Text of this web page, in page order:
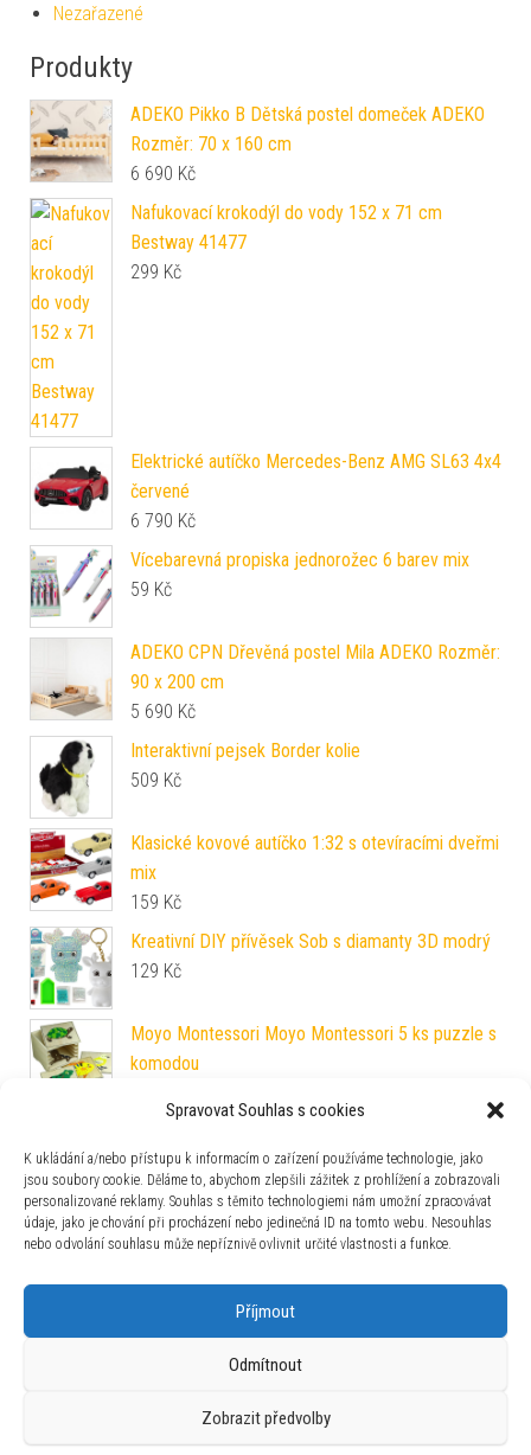
Spravovat Souhlas s cookies
K ukládání a/nebo přístupu k informacím o zařízení používáme technologie, jako
jsou soubory cookie. Děláme to, abychom zlepšili zážitek z prohlížení a zobrazovali
personalizované reklamy. Souhlas s těmito technologiemi nám umožní zpracovávat
údaje, jako je chování při procházení nebo jedinečná ID na tomto webu. Nesouhlas
nebo odvolání souhlasu může nepříznivě ovlivnit určité vlastnosti a funkce.
Příjmout
Odmítnout
Zobrazit předvolby
Nezařazené
Produkty
ADEKO Pikko B Dětská postel domeček ADEKO
Rozměr: 70 x 160 cm
6 690 Kč
Nafukovací krokodýl do vody 152 x 71 cm
Bestway 41477
299 Kč
Elektrické autíčko Mercedes-Benz AMG SL63 4x4
červené
6 790 Kč
Vícebarevná propiska jednorožec 6 barev mix
59 Kč
ADEKO CPN Dřevěná postel Mila ADEKO Rozměr:
90 x 200 cm
5 690 Kč
Interaktivní pejsek Border kolie
509 Kč
Klasické kovové autíčko 1:32 s otevíracími dveřmi
mix
159 Kč
Kreativní DIY přívěsek Sob s diamanty 3D modrý
129 Kč
Moyo Montessori Moyo Montessori 5 ks puzzle s
komodou
Rozměr: 100 x 200 cm
6 490Kč
Používáme WordPress (v češtině).|Šablona: Bulk Shop